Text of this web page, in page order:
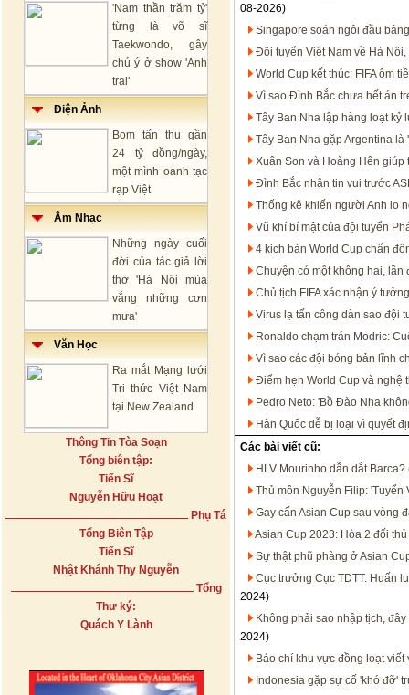
'Nam thần trăm tỷ'
từng là võ sĩ
Taekwondo, gây
chú ý ở show 'Anh
trai'
Điện Ảnh
Bom tấn thu gần
24 tỷ đồng/ngày,
một mình oanh tạc
rạp Việt
Âm Nhạc
Những ngày cuối
đời của tác giả lời
thơ 'Hà Nội mùa
vắng những cơn
mưa'
Văn Học
Ra mắt Mạng lưới
Tri thức Việt Nam
tại New Zealand
Thông Tin Tòa Soạn
Tổng biên tập:
Tiến Sĩ
Nguyễn Hữu Hoạt
Phụ Tá
Tổng Biên Tập
Tiến Sĩ
Nhật Khánh Thy Nguyễn
Tổng
Thư ký:
Quách Y Lành
08-2026)
Singapore soán ngôi đầu
Đội tuyển Việt Nam về Hà
World Cup kết thúc: FIFA ôm
Vì sao Đình Bắc chưa hết án
Tây Ban Nha lập hàng loạt kỷ
Tây Ban Nha gặp Argentina là
Xuân Son và Hoàng Hên giúp
Đình Bắc nhận tin vui trước
Thống kê khiến người Anh lo
Vũ khí bí mật của đội tuyển
4 kịch bản World Cup chấn
Chuyện có một không hai, lần
Chủ tịch FIFA xác nhận ý
Virus lạ tấn công dàn sao đội
Ronaldo chạm trán Modric:
Vì sao các đội bóng bản lĩnh
Điểm hẹn World Cup và nghệ
Pedro Neto: 'Bồ Đào Nha
Hàn Quốc dễ bị loại vì quyết
Các bài viết cũ:
HLV Mourinho dẫn dắt Barca?
Thủ môn Nguyễn Filip:
Gay cấn Asian Cup sau vòng
Asian Cup 2023: Hòa 2 đối
Sự thật phũ phàng ở Asian
Cục trưởng Cục TDTT: Huấn
2024)
Không phải sao nhập tịch,
2024)
Báo chí khu vực đồng loạt
Indonesia gặp sự cố 'khó đỡ'